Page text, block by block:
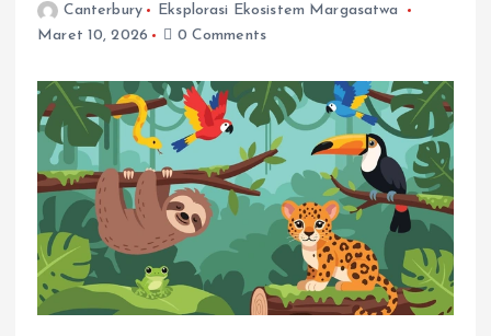
Canterbury
Eksplorasi Ekosistem Margasatwa
Maret 10, 2026
0 Comments